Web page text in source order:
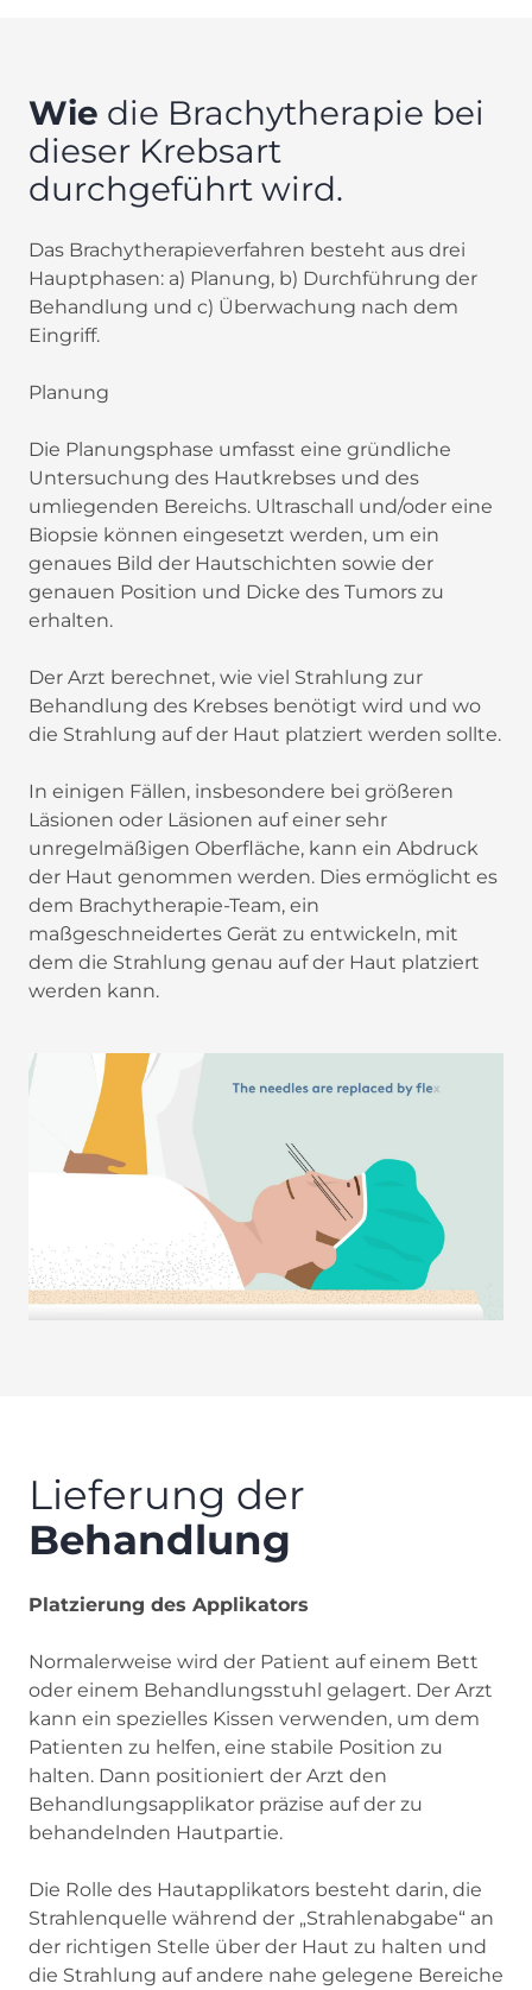
Wie die Brachytherapie bei
dieser Krebsart
durchgeführt wird.
Das Brachytherapieverfahren besteht aus drei
Hauptphasen: a) Planung, b) Durchführung der
Behandlung und c) Überwachung nach dem
Eingriff.
Planung
Die Planungsphase umfasst eine gründliche
Untersuchung des Hautkrebses und des
umliegenden Bereichs. Ultraschall und/oder eine
Biopsie können eingesetzt werden, um ein
genaues Bild der Hautschichten sowie der
genauen Position und Dicke des Tumors zu
erhalten.
Der Arzt berechnet, wie viel Strahlung zur
Behandlung des Krebses benötigt wird und wo
die Strahlung auf der Haut platziert werden sollte.
In einigen Fällen, insbesondere bei größeren
Läsionen oder Läsionen auf einer sehr
unregelmäßigen Oberfläche, kann ein Abdruck
der Haut genommen werden. Dies ermöglicht es
dem Brachytherapie-Team, ein
maßgeschneidertes Gerät zu entwickeln, mit
dem die Strahlung genau auf der Haut platziert
werden kann.
Lieferung der
Behandlung
Platzierung des Applikators
Normalerweise wird der Patient auf einem Bett
oder einem Behandlungsstuhl gelagert. Der Arzt
kann ein spezielles Kissen verwenden, um dem
Patienten zu helfen, eine stabile Position zu
halten. Dann positioniert der Arzt den
Behandlungsapplikator präzise auf der zu
behandelnden Hautpartie.
Die Rolle des Hautapplikators besteht darin, die
Strahlenquelle während der „Strahlenabgabe“ an
der richtigen Stelle über der Haut zu halten und
die Strahlung auf andere nahe gelegene Bereiche